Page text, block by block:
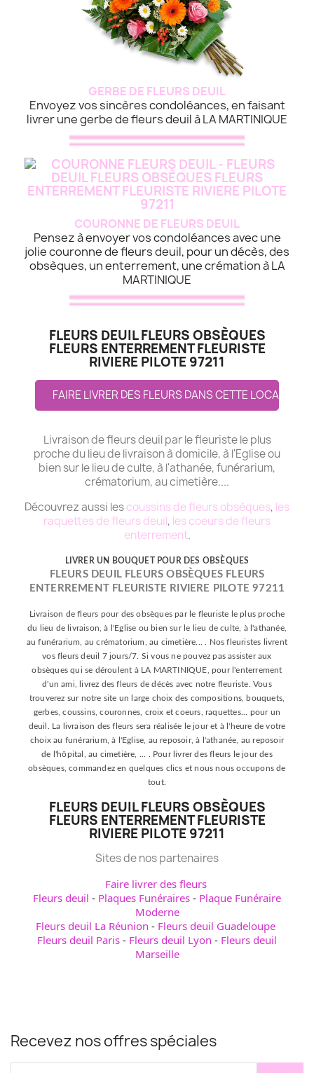
GERBE DE FLEURS DEUIL
Envoyez vos sincères condoléances, en faisant
livrer une gerbe de fleurs deuil à LA MARTINIQUE
COURONNE DE FLEURS DEUIL
Pensez à envoyer vos condoléances avec une
jolie couronne de fleurs deuil, pour un décès, des
obsèques, un enterrement, une crémation à LA
MARTINIQUE
FLEURS DEUIL FLEURS OBSÈQUES
FLEURS ENTERREMENT FLEURISTE
RIVIERE PILOTE 97211
FAIRE LIVRER DES FLEURS DANS CETTE LOCALITE
Livraison de fleurs deuil par le fleuriste le plus
proche du lieu de livraison à domicile, à l'Eglise ou
bien sur le lieu de culte, à l'athanée, funérarium,
crématorium, au cimetière....
Découvrez aussi lescoussins de fleurs obsèques, les
raquettes de fleurs deuil, les coeurs de fleurs
enterrement.
LIVRER UN BOUQUET POUR DES OBSÈQUES
FLEURS DEUIL FLEURS OBSÈQUES FLEURS
ENTERREMENT FLEURISTE RIVIERE PILOTE 97211
Livraison de fleurs pour des obsèques par le fleuriste le plus proche
du lieu de livraison, à l'Eglise ou bien sur le lieu de culte, à l'athanée,
au funérarium, au crématorium, au cimetière... . Nos fleuristes livrent
vos fleurs deuil 7 jours/7. Si vous ne pouvez pas assister aux
obsèques qui se déroulent à LA MARTINIQUE, pour l'enterrement
d'un ami, livrez des fleurs de décès avec notre fleuriste. Vous
trouverez sur notre site un large choix des compositions, bouquets,
gerbes, coussins, couronnes, croix et coeurs, raquettes... pour un
deuil. La livraison des fleurs sera réalisée le jour et à l'heure de votre
choix au funérarium, à l'Eglise, au reposoir, à l'athanée, au reposoir
de l'hôpital, au cimetière, ... . Pour livrer des fleurs le jour des
obsèques, commandez en quelques clics et nous nous occupons de
tout.
FLEURS DEUIL FLEURS OBSÈQUES
FLEURS ENTERREMENT FLEURISTE
RIVIERE PILOTE 97211
Sites de nos partenaires
Faire livrer des fleurs
Fleurs deuil - Plaques Funéraires - Plaque Funéraire
Moderne
Fleurs deuil La Réunion - Fleurs deuil Guadeloupe
Fleurs deuil Paris - Fleurs deuil Lyon - Fleurs deuil
Marseille
Recevez nos offres spéciales